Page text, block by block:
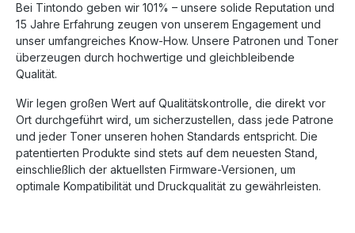
Bei Tintondo geben wir 101% – unsere solide Reputation und
15 Jahre Erfahrung zeugen von unserem Engagement und
unser umfangreiches Know-How. Unsere Patronen und Toner
überzeugen durch hochwertige und gleichbleibende
Qualität.
Wir legen großen Wert auf Qualitätskontrolle, die direkt vor
Ort durchgeführt wird, um sicherzustellen, dass jede Patrone
und jeder Toner unseren hohen Standards entspricht. Die
patentierten Produkte sind stets auf dem neuesten Stand,
einschließlich der aktuellsten Firmware-Versionen, um
optimale Kompatibilität und Druckqualität zu gewährleisten.